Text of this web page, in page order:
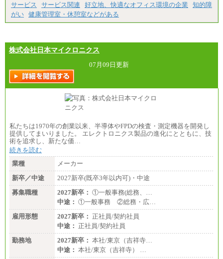
サービス
サービス関連 好立地、快適なオフィス環境の企業
知的障
がい 健康管理室・休憩室などがある
株式会社日本マイクロニクス
07月09日更新
私たちは1970年の創業以来、半導体やFPDの検査・測定機器を開発し
提供してまいりました。 エレクトロニクス製品の進化にとともに、技
術を追求し、新たな価…
続きを読む
業種
メーカー
新卒／中途
2027新卒(既卒3年以内可)・中途
募集職種
2027新卒： ①一般事務(総務、…
中途： ①一般事務 ②総務・広…
雇用形態
2027新卒： 正社員/契約社員
中途： 正社員/契約社員
勤務地
2027新卒： 本社/東京（吉祥寺…
中途： 本社/東京（吉祥寺） …